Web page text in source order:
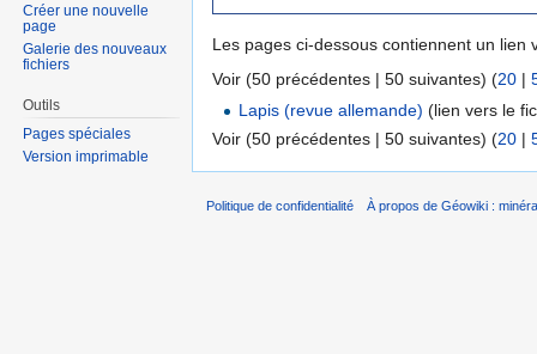
Les pages ci-dessous contiennent un lien
Voir (50 précédentes | 50 suivantes) (20 |
Lapis (revue allemande) (lien vers le
Voir (50 précédentes | 50 suivantes) (20 |
Créer une nouvelle
page
Galerie des nouveaux
fichiers
Outils
Pages spéciales
Version imprimable
Politique de confidentialité À propos de Géowiki :